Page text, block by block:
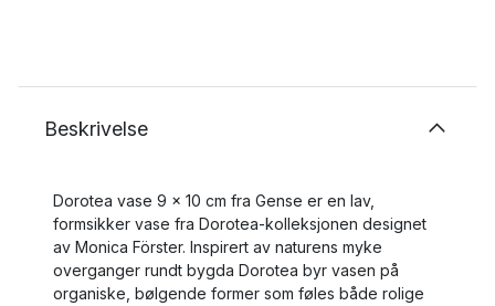
Beskrivelse
Dorotea vase 9 x 10 cm fra Gense er en lav,
formsikker vase fra Dorotea-kolleksjonen designet
av Monica Förster. Inspirert av naturens myke
overganger rundt bygda Dorotea byr vasen på
organiske, bølgende former som føles både rolige